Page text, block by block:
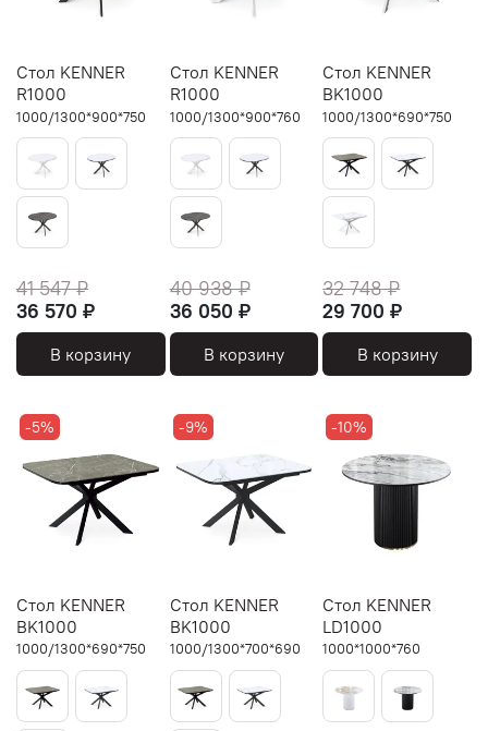
Стол KENNER
R1000
1000/1300*900*750
41 547 ₽
36 570 ₽
В корзину
Стол KENNER
R1000
1000/1300*900*760
40 938 ₽
36 050 ₽
В корзину
Стол KENNER
BK1000
1000/1300*690*750
32 748 ₽
29 700 ₽
В корзину
-5%
Стол KENNER
BK1000
1000/1300*690*750
-9%
Стол KENNER
BK1000
1000/1300*700*690
-10%
Стол KENNER
LD1000
1000*1000*760